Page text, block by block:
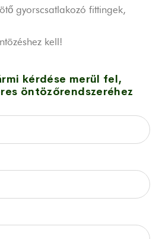
gyorscsatlakozó fittingek,
kell!
kérdése merül fel,
öntözőrendszeréhez